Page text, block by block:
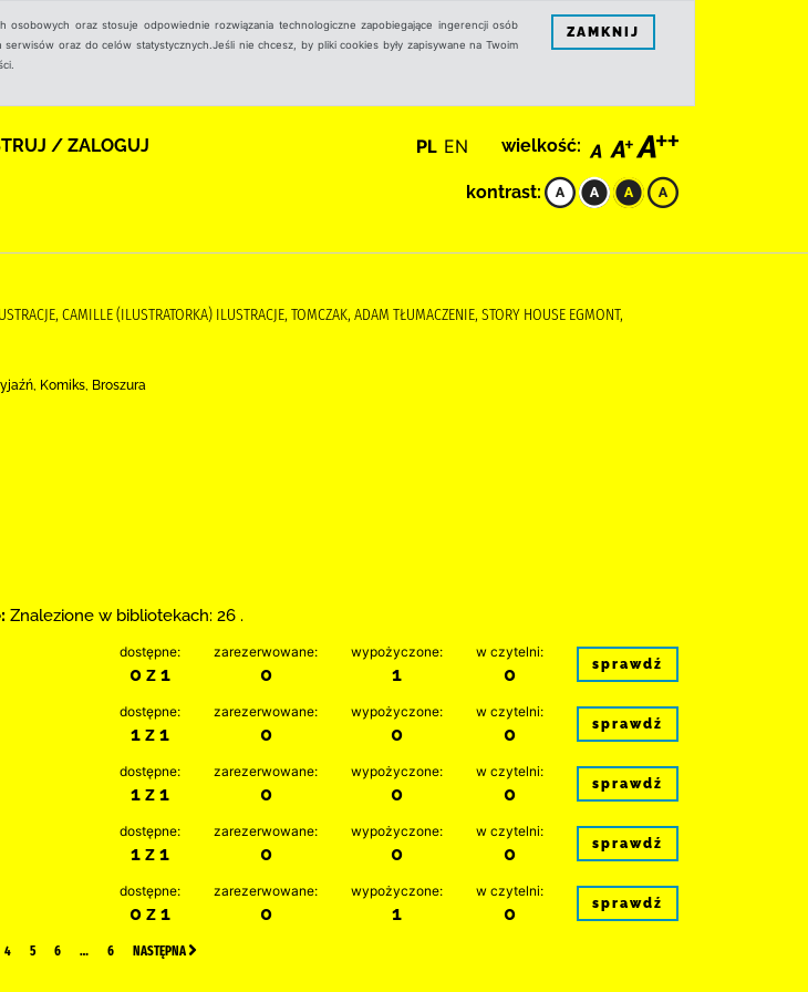
oraz stosuje odpowiednie rozwiązania technologiczne zapobiegające ingerencji osób
oraz do celów statystycznych.Jeśli nie chcesz, by pliki cookies były zapisywane na Twoim
ZAMKNIJ
/ ZALOGUJ PL EN wielkość:
kontrast:
CAMILLE (ILUSTRATORKA) ILUSTRACJE, TOMCZAK, ADAM TŁUMACZENIE, STORY HOUSE EGMONT,
Komiks, Broszura
Znalezione w bibliotekach: 26 .
dostępne:
0 z 1
zarezerwowane:
0
wypożyczone:
1
w czytelni:
0 sprawdź
dostępne:
1 z 1
zarezerwowane:
0
wypożyczone:
0
w czytelni:
0 sprawdź
dostępne:
1 z 1
zarezerwowane:
0
wypożyczone:
0
w czytelni:
0 sprawdź
dostępne:
1 z 1
zarezerwowane:
0
wypożyczone:
0
w czytelni:
0 sprawdź
dostępne:
0 z 1
zarezerwowane:
0
wypożyczone:
1
w czytelni:
0 sprawdź
4 5 6 … 6 NASTĘPNA